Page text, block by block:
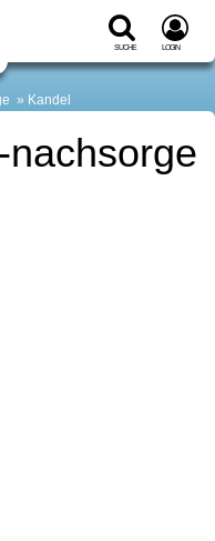
Suche Login
Kandel